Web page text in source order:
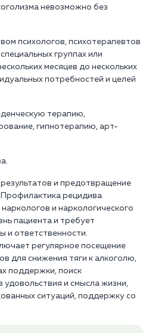
невозможно без
психологов, психотерапевтов
группах или
месяцев до нескольких
потребностей и целей
терапию,
гипнотерапию, арт-
и предотвращение
рецидива
и наркологического
пациента и требует
и ответственности.
регулярное посещение
для снижения тяги к алкоголю,
поддержки, поиск
удовольствия и смысла жизни,
ситуаций, поддержку со